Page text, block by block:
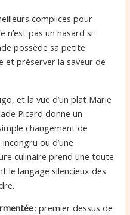
complices pour
n’est pas un hasard si
possède sa petite
et préserver la saveur de
et la vue d’un plat Marie
Picard donne un
changement de
ou d’une
culinaire prend une toute
le langage silencieux des
: premier dessus de